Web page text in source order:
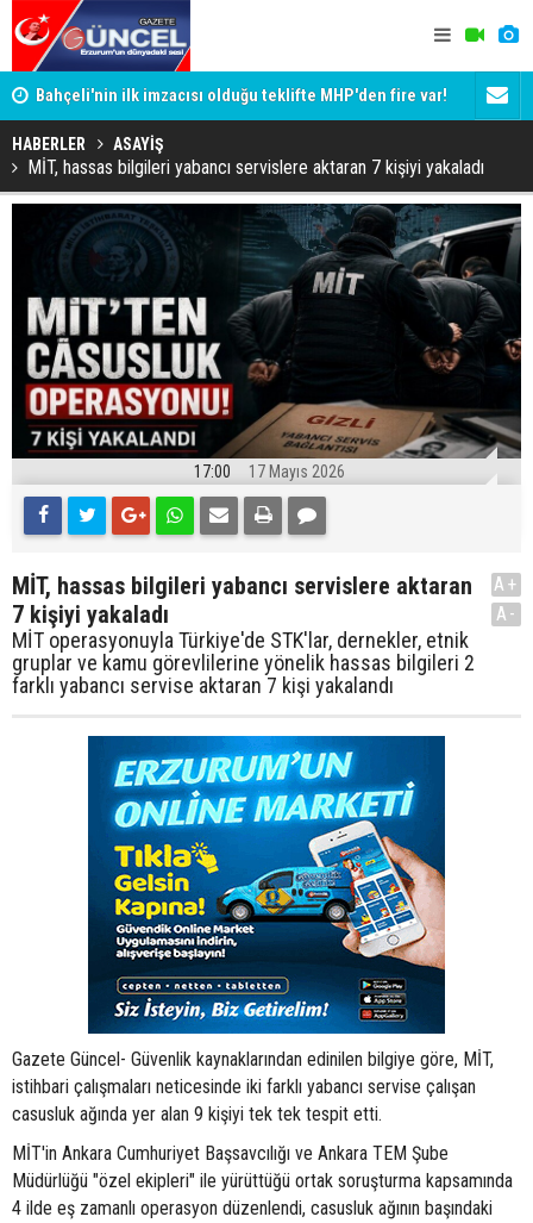
Bahçeli'nin ilk imzacısı olduğu teklifte MHP'den fire var!
İşte imzalamayan o isim
Siyaset-
HABERLER ASAYİŞ
MİT, hassas bilgileri yabancı servislere aktaran 7 kişiyi yakaladı
17:00 17 Mayıs 2026
MİT, hassas bilgileri yabancı servislere aktaran
7 kişiyi yakaladı
MİT operasyonuyla Türkiye'de STK'lar, dernekler, etnik
gruplar ve kamu görevlilerine yönelik hassas bilgileri 2
farklı yabancı servise aktaran 7 kişi yakalandı
A+
A-
Gazete Güncel- Güvenlik kaynaklarından edinilen bilgiye göre, MİT,
istihbari çalışmaları neticesinde iki farklı yabancı servise çalışan
casusluk ağında yer alan 9 kişiyi tek tek tespit etti.
MİT'in Ankara Cumhuriyet Başsavcılığı ve Ankara TEM Şube
Müdürlüğü "özel ekipleri" ile yürüttüğü ortak soruşturma kapsamında
4 ilde eş zamanlı operasyon düzenlendi, casusluk ağının başındaki